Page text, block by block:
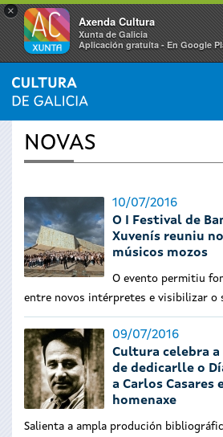
×
Axenda Cultura
Xunta de Galicia
Aplicación gratuíta - En Google
Vostede
está
aquí
INICIO › ACTUALIDADE
NOVAS
10/07/2016
O I Festival de
Xuvenís reuniu
músicos mozos
O evento permitiu
entre novos intérpretes e visibilizar o
09/07/2016
Cultura celebra a
de dedicarlle o
a Carlos Casares
homenaxe
Salienta a ampla produción